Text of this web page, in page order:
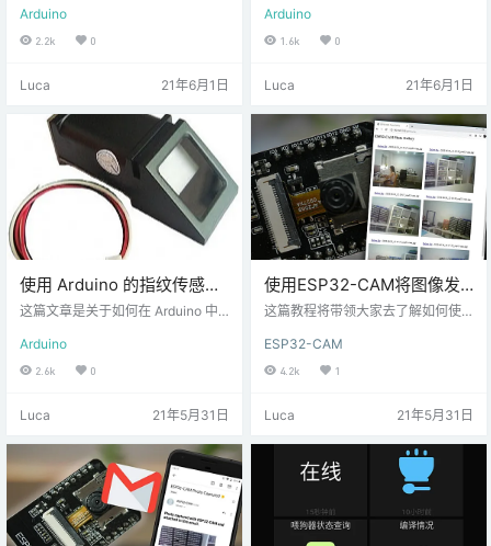
可以从某宝上购买，不是很贵! 它们
有多种形状和尺寸。最常见的尺寸
您甚至可以 从头开始创建自己的键
任何键盘。 描述 这些键盘在 Arduin
o 中非常流行。它们非常便宜，可以
将它们与任何微控制器 (MCU) 一起
使用。 这个怎么运作？ 薄…
Arduino
2.2k 0
Luca 21年6月1日
器的的简单示例。我将快速概述规
格并演示一个使用 Arduino 的项目
输数据。RFID 可用于识别人员、进
打开门。例如，只有在他的卡上有
正确信息的人才能进入。RFID 系统
使用： 附加到要识别的对象上的标
签，在这个…
Arduino
1.6k 0
Luca 21年6月1日
使用 Arduino 的指纹传感器
模块指南 (FPM10A)
这篇文章是关于如何在 Arduino 中
南。我们将向您展示如何注册新的
指纹 ID，以及如何找到指纹匹配
更易于访问并易于添加到您的项目
册、比较和搜索是非常容易的。 这
些模块带有闪存，用于存储指纹并
与任何具有 TTL 串行的微控制器或
系统配合使用。这些模块可以添加
到安全系统、门锁、考…
Arduino
2.6k 0
Luca 21年5月31日
使用ESP32-CAM将图像发
布到本地或云服务器-
这篇教程将带领大家去了解如何使
发出 HTTP POST 请求，以将照片
发送到服务器。我们将展示如何将 J
云服务器（您可以从任何地方访
以在其中查看或删除照片。要将图
像保存在服务器中并创建图库，我
们将使用 PHP 脚本。 要构建此项
ESP32-CAM
4.2k 1
Luca 21年5月31日